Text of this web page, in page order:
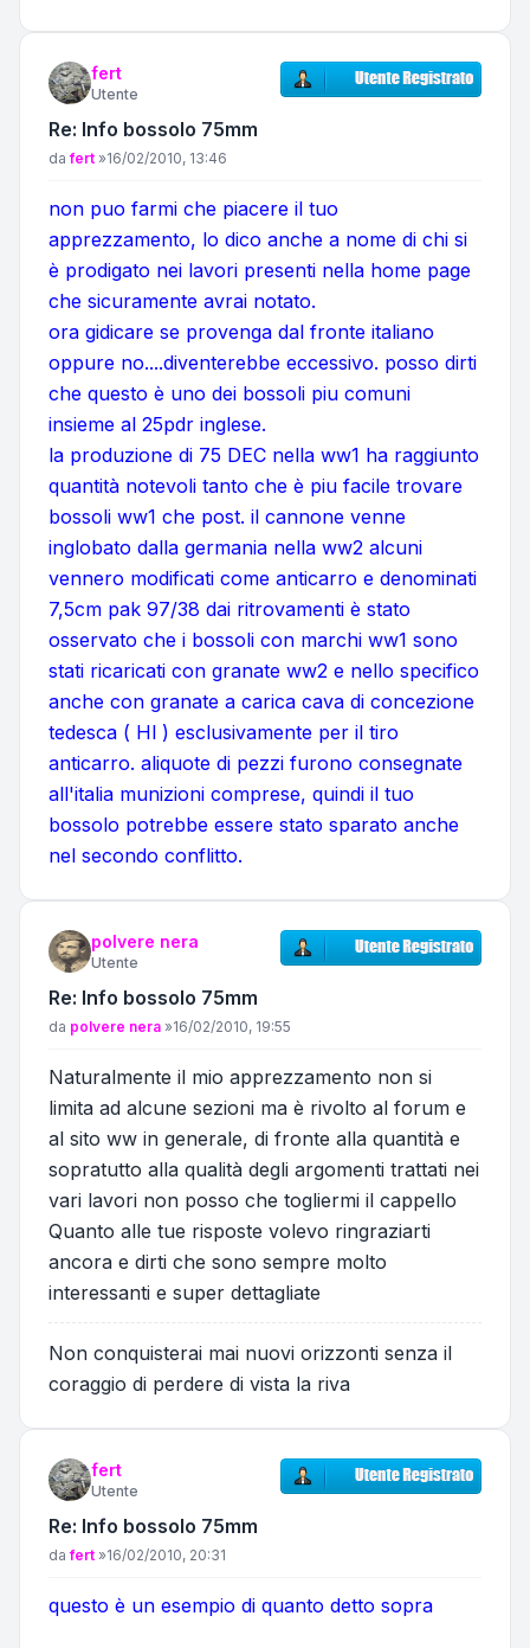
fert
Utente
Re: Info bossolo 75mm
Messaggio
dafert »16/02/2010, 13:46
non puo farmi che piacere il tuo
apprezzamento, lo dico anche a nome di chi si
è prodigato nei lavori presenti nella home page
che sicuramente avrai notato.
ora gidicare se provenga dal fronte italiano
oppure no....diventerebbe eccessivo. posso dirti
che questo è uno dei bossoli piu comuni
insieme al 25pdr inglese.
la produzione di 75 DEC nella ww1 ha raggiunto
quantità notevoli tanto che è piu facile trovare
bossoli ww1 che post. il cannone venne
inglobato dalla germania nella ww2 alcuni
vennero modificati come anticarro e denominati
7,5cm pak 97/38 dai ritrovamenti è stato
osservato che i bossoli con marchi ww1 sono
stati ricaricati con granate ww2 e nello specifico
anche con granate a carica cava di concezione
tedesca ( Hl ) esclusivamente per il tiro
anticarro. aliquote di pezzi furono consegnate
all'italia munizioni comprese, quindi il tuo
bossolo potrebbe essere stato sparato anche
nel secondo conflitto.
polvere nera
Utente
Re: Info bossolo 75mm
Messaggio
da polvere nera »16/02/2010, 19:55
Naturalmente il mio apprezzamento non si
limita ad alcune sezioni ma è rivolto al forum e
al sito ww in generale, di fronte alla quantità e
sopratutto alla qualità degli argomenti trattati nei
vari lavori non posso che togliermi il cappello
Quanto alle tue risposte volevo ringraziarti
ancora e dirti che sono sempre molto
interessanti e super dettagliate
Non conquisterai mai nuovi orizzonti senza il
coraggio di perdere di vista la riva
fert
Utente
Re: Info bossolo 75mm
Messaggio
dafert »16/02/2010, 20:31
questo è un esempio di quanto detto sopra